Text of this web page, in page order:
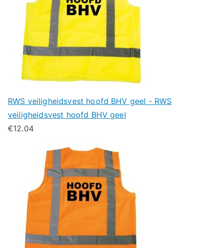
RWS veiligheidsvest hoofd BHV geel - RWS
veiligheidsvest hoofd BHV geel
€12.04